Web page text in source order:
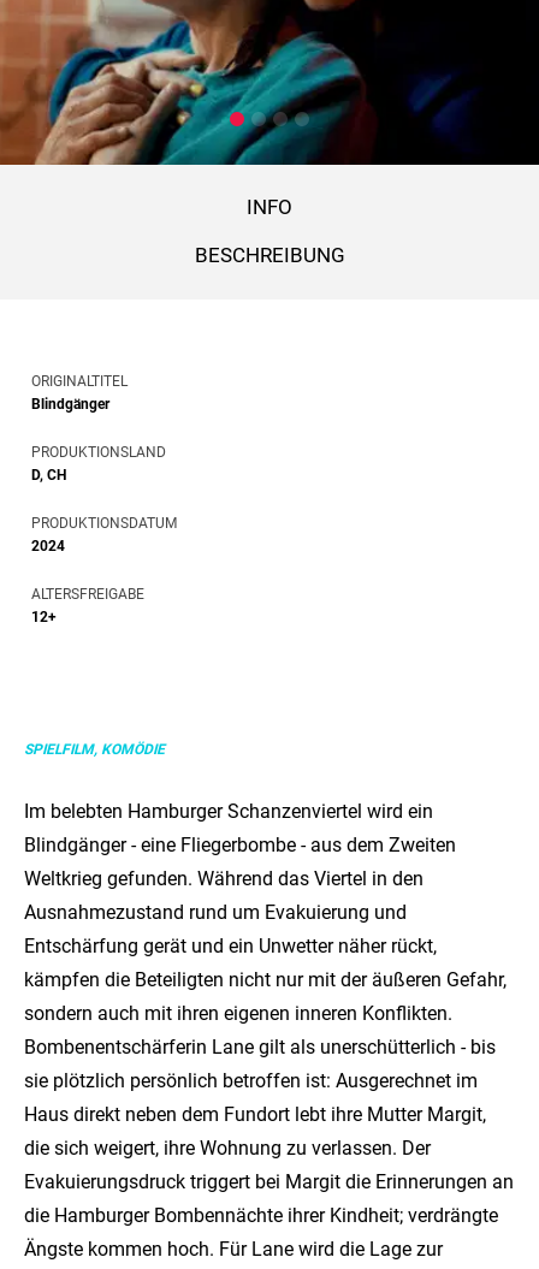
INFO
BESCHREIBUNG
ORIGINALTITEL
Blindgänger
PRODUKTIONSLAND
D, CH
PRODUKTIONSDATUM
2024
ALTERSFREIGABE
12+
SPIELFILM, KOMÖDIE
Im belebten Hamburger Schanzenviertel wird ein
Blindgänger - eine Fliegerbombe - aus dem Zweiten
Weltkrieg gefunden. Während das Viertel in den
Ausnahmezustand rund um Evakuierung und
Entschärfung gerät und ein Unwetter näher rückt,
kämpfen die Beteiligten nicht nur mit der äußeren Gefahr,
sondern auch mit ihren eigenen inneren Konflikten.
Bombenentschärferin Lane gilt als unerschütterlich - bis
sie plötzlich persönlich betroffen ist: Ausgerechnet im
Haus direkt neben dem Fundort lebt ihre Mutter Margit,
die sich weigert, ihre Wohnung zu verlassen. Der
Evakuierungsdruck triggert bei Margit die Erinnerungen an
die Hamburger Bombennächte ihrer Kindheit; verdrängte
Ängste kommen hoch. Für Lane wird die Lage zur